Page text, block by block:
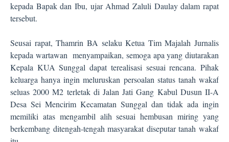
kepada Bapak dan Ibu, ujar Ahmad Zaluli Daulay dalam rapat
tersebut.
Seusai rapat, Thamrin BA selaku Ketua Tim Majalah Jurnalis
kepada wartawan menyampaikan, semoga apa yang diutarakan
Kepala KUA Sunggal dapat terealisasi sesuai rencana. Pihak
keluarga hanya ingin meluruskan persoalan status tanah wakaf
seluas 2000 M2 terletak di Jalan Jati Gang Kabul Dusun II-A
Desa Sei Mencirim Kecamatan Sunggal dan tidak ada ingin
memiliki atas mengambil alih sesuai hembusan miring yang
berkembang ditengah-tengah masyarakat diseputar tanah wakaf